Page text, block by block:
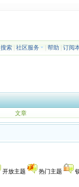
搜索| 社区服务 帮助 订阅
文章
开放主题 热门主题